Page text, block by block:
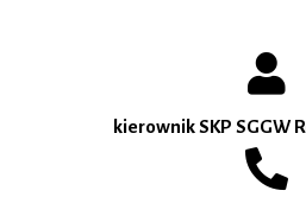
kierownik SKP SGGW